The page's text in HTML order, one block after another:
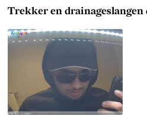
Trekker en